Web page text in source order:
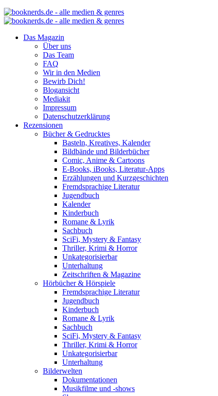
Das Magazin
Über uns
Das Team
FAQ
Wir in den Medien
Bewirb Dich!
Blogansicht
Mediakit
Impressum
Datenschutzerklärung
Rezensionen
Bücher & Gedrucktes
Basteln, Kreatives, Kalender
Bildbände und Bilderbücher
Comic, Anime & Cartoons
E-Books, iBooks, Literatur-Apps
Erzählungen und Kurzgeschichten
Fremdsprachige Literatur
Jugendbuch
Kalender
Kinderbuch
Romane & Lyrik
Sachbuch
SciFi, Mystery & Fantasy
Thriller, Krimi & Horror
Unkategorisierbar
Unterhaltung
Zeitschriften & Magazine
Hörbücher & Hörspiele
Fremdsprachige Literatur
Jugendbuch
Kinderbuch
Romane & Lyrik
Sachbuch
SciFi, Mystery & Fantasy
Thriller, Krimi & Horror
Unkategorisierbar
Unterhaltung
Bilderwelten
Dokumentationen
Musikfilme und -shows